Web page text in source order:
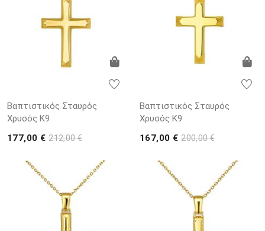
Βαπτιστικός Σταυρός
Χρυσός K9
177,00 €212,00 €
Βαπτιστικός Σταυρός
Χρυσός K9
167,00 €200,00 €